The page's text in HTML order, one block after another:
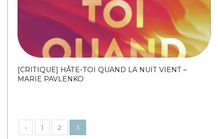
[CRITIQUE] HÂTE-TOI QUAND LA NUIT VIENT –
MARIE PAVLENKO
‹ 1 2 3